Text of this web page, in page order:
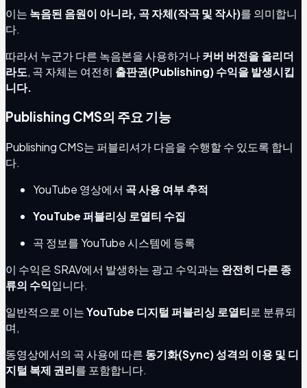
이는 녹음된 음원이 아니라, 곡 자체(작곡 및 작사)를 의미합니
다.
따라서 누군가 다른 녹음본을 사용하거나커버 버전을 올리더
라도, 곡 자체는 여전히 출판권(Publishing) 수익을 발생시킵
니다.
Publishing CMS의 주요 기능
Publishing CMS는 퍼블리셔가 다음을 수행할 수 있도록 합니
다.
YouTube 영상에서 곡 사용 여부 추적
YouTube 퍼블리싱 로열티 수집
곡 정보를 YouTube 시스템에 등록
이 수익은 SRAV에서 발생하는 광고 수익과는 완전히 다른 종
류의 수익입니다.
일반적으로 이는YouTube 디지털 퍼블리싱 로열티로 분류되
며,
동영상에서의 곡 사용에 따른 동기화(Sync) 성격의 이용 및 디
지털 복제 권리를 포함합니다.